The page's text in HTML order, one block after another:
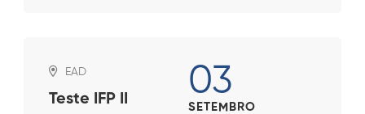
EAD
Teste IFP II 03
SETEMBRO